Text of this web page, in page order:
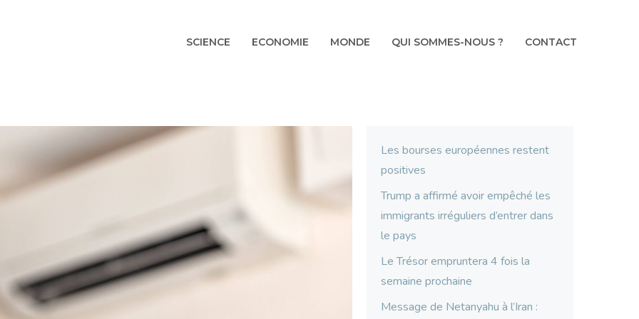
SCIENCE ECONOMIE MONDE QUI SOMMES-NOUS ? CONTACT
Les bourses européennes restent
positives
Trump a affirmé avoir empêché les
immigrants irréguliers d’entrer dans
le pays
Le Trésor empruntera 4 fois la
semaine prochaine
Message de Netanyahu à l’Iran :